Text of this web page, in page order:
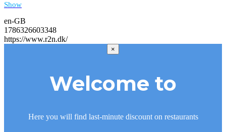
Show
en-GB
1786326603348
https://www.r2n.dk/
×
Welcome to
Here you will find last-minute discount on restaurants